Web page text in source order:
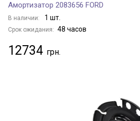
Амортизатор 2083656 FORD
В наличии: 1 шт.
Срок ожидания: 48 часов
12734